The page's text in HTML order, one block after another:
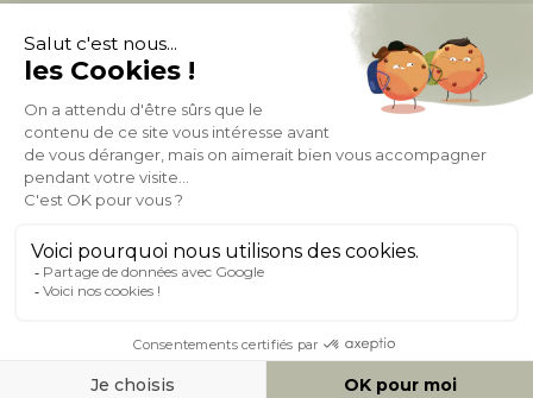
Expéditionen
24/72h
Appelez-nous Au
050 92 00 74